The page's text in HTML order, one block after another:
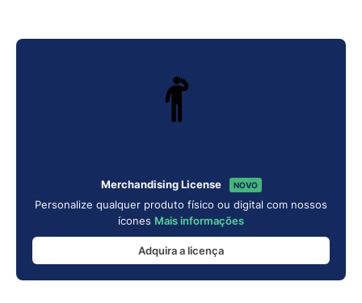
Merchandising License NOVO
Personalize qualquer produto físico ou digital com nossos
ícones Mais informações
Adquira a licença